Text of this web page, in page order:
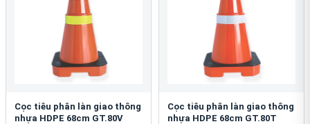
Cọc tiêu phân làn giao thông
nhựa HDPE 68cm GT.80V
Cọc tiêu phân làn giao thông
nhựa HDPE 68cm GT.80T